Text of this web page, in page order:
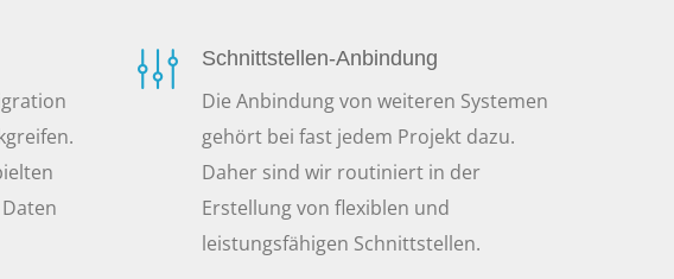
Schnittstellen-Anbindung
Die Anbindung von weiteren Systemen
gehört bei fast jedem Projekt dazu.
Daher sind wir routiniert in der
Erstellung von flexiblen und
leistungsfähigen Schnittstellen.